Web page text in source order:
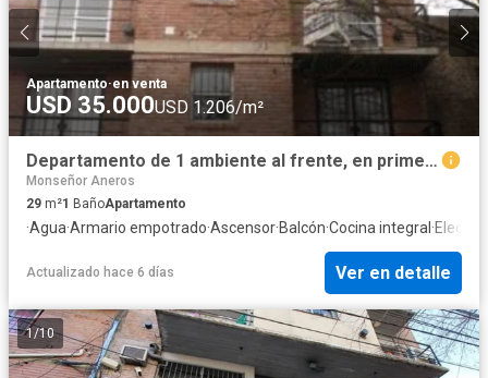
Apartamento·en venta
USD 35.000USD 1.206/m²
Departamento de 1 ambiente al frente, en primer piso con ascensor, muy luminoso y con balcón propio.
Monseñor Aneros
29 m²1 BañoApartamento
·Agua·Armario empotrado·Ascensor·Balcón·Cocina integral ·
Actualizado hace 6 días Ver en detalle
1/10